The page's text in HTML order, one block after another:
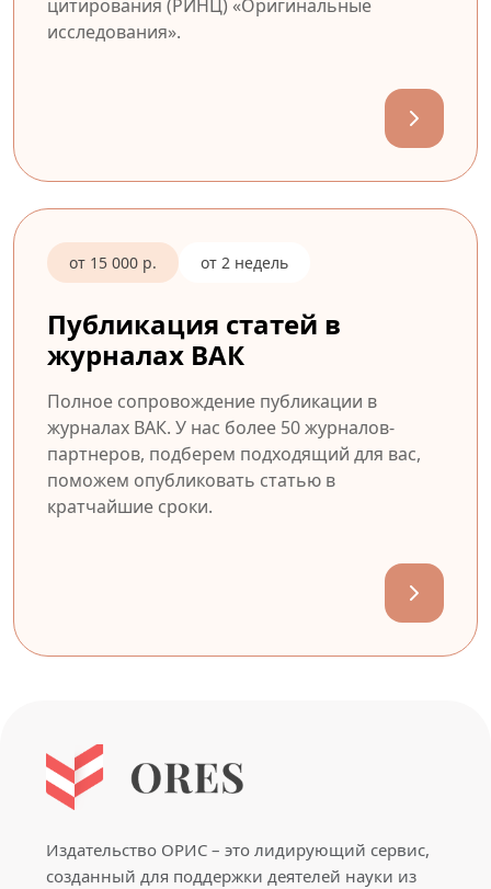
цитирования (РИНЦ) «Оригинальные
исследования».
от 15 000 р. от 2 недель
Публикация статей в
журналах ВАК
Полное сопровождение публикации в
журналах ВАК. У нас более 50 журналов-
партнеров, подберем подходящий для вас,
поможем опубликовать статью в
кратчайшие сроки.
Издательство ОРИС – это лидирующий сервис,
созданный для поддержки деятелей науки из